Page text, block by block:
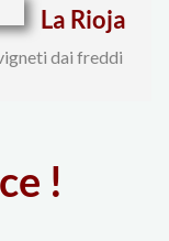
La Rioja
dai freddi
!